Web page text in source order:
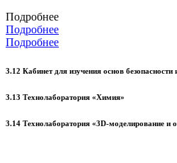
Подробнее
Подробнее
Подробнее
3.12 Кабинет для изучения основ
3.13 Технолаборатория «Химия»
3.14 Технолаборатория «3D-моделирование и